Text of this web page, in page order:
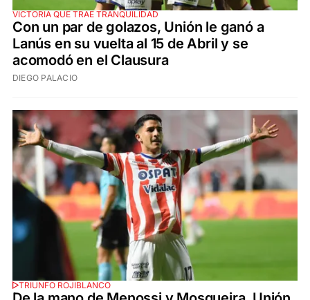
VICTORIA QUE TRAE TRANQUILIDAD
Con un par de golazos, Unión le ganó a
Lanús en su vuelta al 15 de Abril y se
acomodó en el Clausura
DIEGO PALACIO
TRIUNFO ROJIBLANCO